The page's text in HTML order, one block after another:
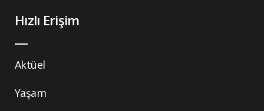
Hızlı Erişim
Aktüel
Yaşam